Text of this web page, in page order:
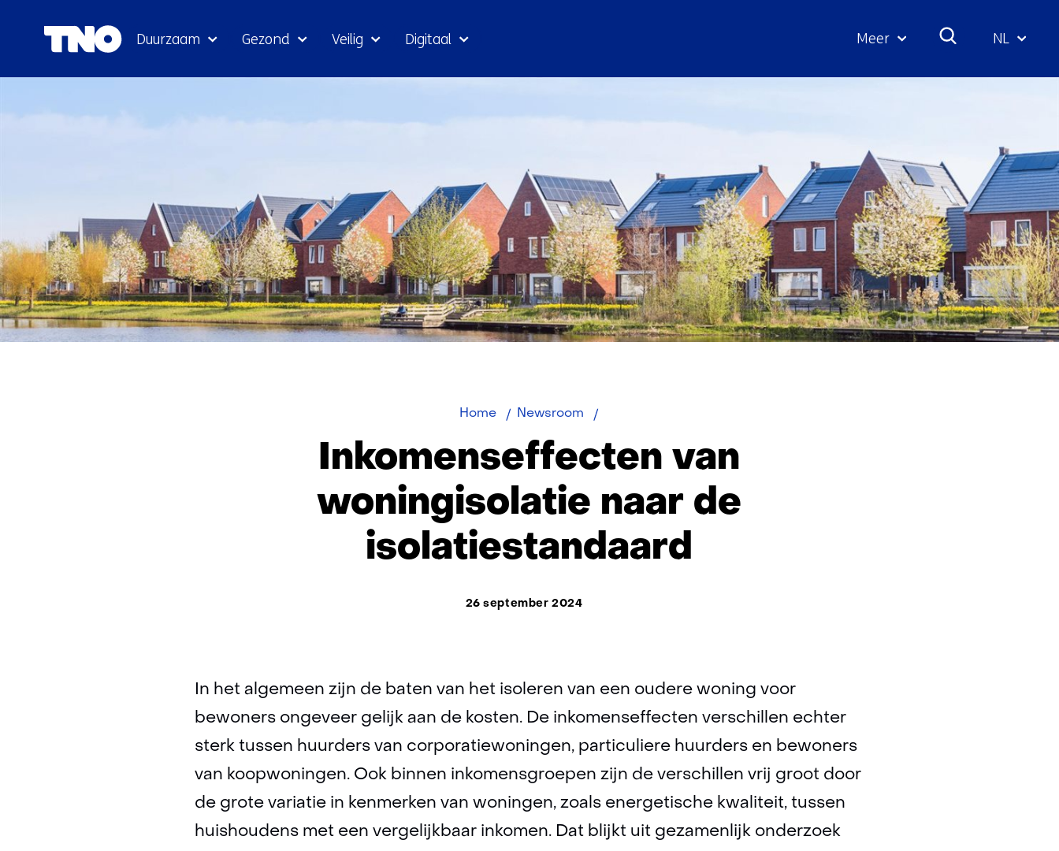
Duurzaam Gezond Veilig Digitaal Meer NL
Home Newsroom
woningisolatie
de
Inkomenseffecten van
woningisolatie naar de
isolatiestandaard
26 september 2024
In het algemeen zijn de baten van het isoleren van een oudere woning voor
bewoners ongeveer gelijk aan de kosten. De inkomenseffecten verschillen echter
sterk tussen huurders van corporatiewoningen, particuliere huurders en bewoners
van koopwoningen. Ook binnen inkomensgroepen zijn de verschillen vrij groot door
de grote variatie in kenmerken van woningen, zoals energetische kwaliteit, tussen
huishoudens met een vergelijkbaar inkomen. Dat blijkt uit gezamenlijk onderzoek